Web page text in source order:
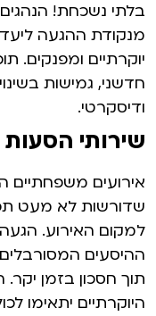
בלתי נשכחת!
מנקודת ההגעה
יוקרתיים ומפנקים.
חדשני, גמישות
ודיסקרטי.
שירותי הסעות VIP לאירועים
אירועים משפחתיים
שדורשות לא מעט
ההיסעים
תוך חסכון בזמן
היוקרתיים יתאימו